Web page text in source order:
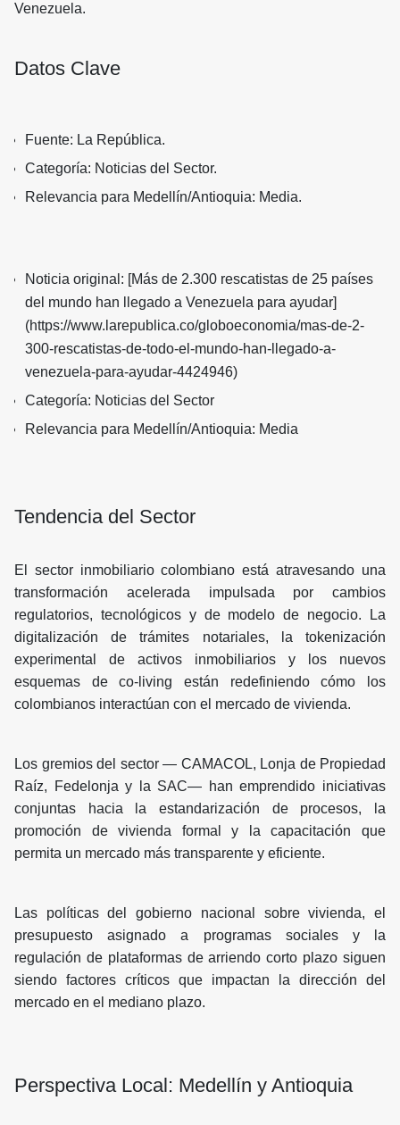
Venezuela.
Datos Clave
Fuente: La República.
Categoría: Noticias del Sector.
Relevancia para Medellín/Antioquia: Media.
Noticia original: [Más de 2.300 rescatistas de 25 países
del mundo han llegado a Venezuela para ayudar]
(https://www.larepublica.co/globoeconomia/mas-de-2-
300-rescatistas-de-todo-el-mundo-han-llegado-a-
venezuela-para-ayudar-4424946)
Categoría: Noticias del Sector
Relevancia para Medellín/Antioquia: Media
Tendencia del Sector
El sector inmobiliario colombiano está atravesando una
transformación acelerada impulsada por cambios
regulatorios, tecnológicos y de modelo de negocio. La
digitalización de trámites notariales, la tokenización
experimental de activos inmobiliarios y los nuevos
esquemas de co-living están redefiniendo cómo los
colombianos interactúan con el mercado de vivienda.
Los gremios del sector — CAMACOL, Lonja de Propiedad
Raíz, Fedelonja y la SAC— han emprendido iniciativas
conjuntas hacia la estandarización de procesos, la
promoción de vivienda formal y la capacitación que
permita un mercado más transparente y eficiente.
Las políticas del gobierno nacional sobre vivienda, el
presupuesto asignado a programas sociales y la
regulación de plataformas de arriendo corto plazo siguen
siendo factores críticos que impactan la dirección del
mercado en el mediano plazo.
Perspectiva Local: Medellín y Antioquia